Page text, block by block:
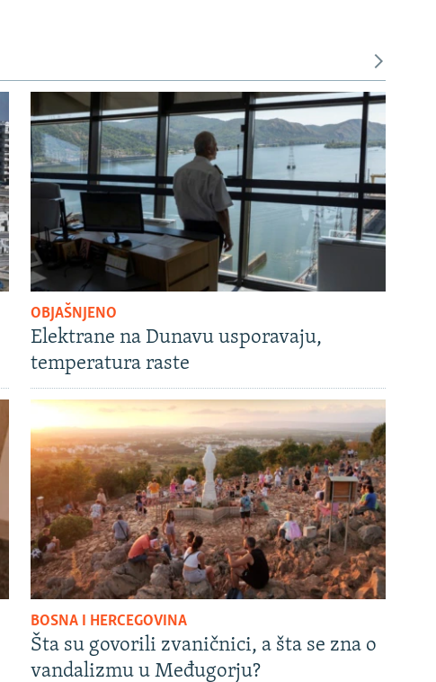
OBJAŠNJENO
Elektrane na Dunavu usporavaju,
temperatura raste
BOSNA I HERCEGOVINA
Šta su govorili zvaničnici, a šta se zna o
vandalizmu u Međugorju?